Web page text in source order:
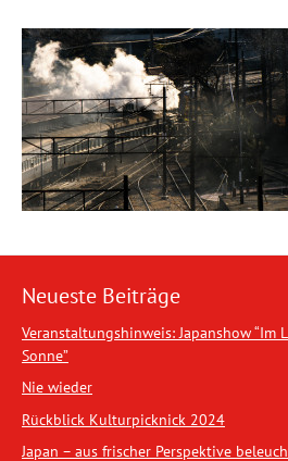
Neueste Beiträge
Veranstaltungshinweis: Japanshow “Im
Sonne”
Nie wieder
Rückblick Kulturpicknick 2024
Japan – aus frischer Perspektive